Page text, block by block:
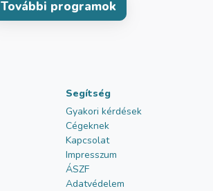
További programok
Segítség
Gyakori kérdések
Cégeknek
Kapcsolat
Impresszum
ÁSZF
Adatvédelem